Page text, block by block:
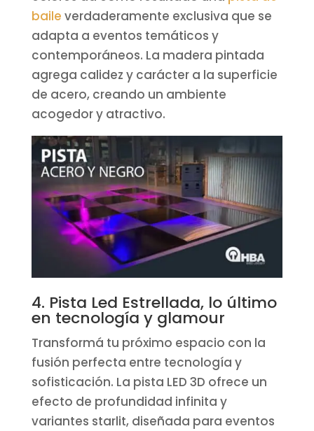
baile verdaderamente exclusiva que se
adapta a eventos temáticos y
contemporáneos. La madera pintada
agrega calidez y carácter a la superficie
de acero, creando un ambiente
acogedor y atractivo.
4. Pista Led Estrellada, lo último
en tecnología y glamour
Transformá tu próximo espacio con la
fusión perfecta entre tecnología y
sofisticación. La pista LED 3D ofrece un
efecto de profundidad infinita y
variantes starlit, diseñada para eventos